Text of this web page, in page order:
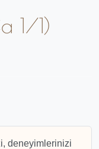
1/1)
deneyimlerinizi